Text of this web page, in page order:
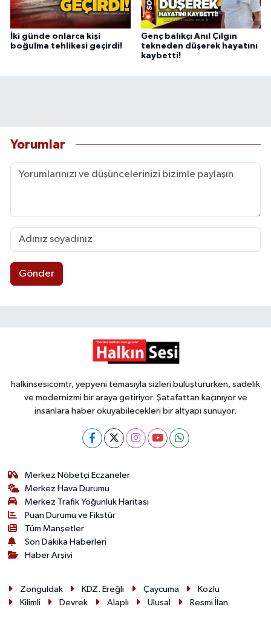
İki günde onlarca kişi
boğulma tehlikesi geçirdi!
Genç balıkçı Anıl Çılgın
tekneden düşerek hayatını
kaybetti!
Yorumlar
Gönder
halkinsesicomtr, yepyeni temasıyla sizleri buluştururken, sadelik
ve modernizmi bir araya getiriyor. Şatafattan kaçınıyor ve
insanlara haber okuyabilecekleri bir altyapı sunuyor.
Merkez Nöbetçi Eczaneler
Merkez Hava Durumu
Merkez Trafik Yoğunluk Haritası
Puan Durumu ve Fikstür
Tüm Manşetler
Son Dakika Haberleri
Haber Arşivi
Zonguldak KDZ. Ereğli Çaycuma
Kozlu
Kilimli
Devrek Alaplı Ulusal Resmi İlan